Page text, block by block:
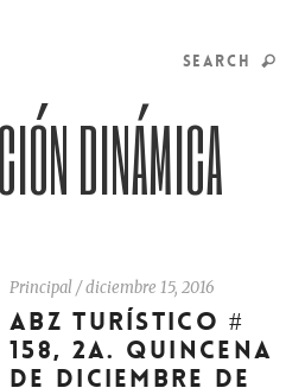
SEARCH
DINÁMICA
Principal /diciembre 15, 2016
ABZ TURÍSTICO #
158, 2A. QUINCENA
DE DICIEMBRE DE